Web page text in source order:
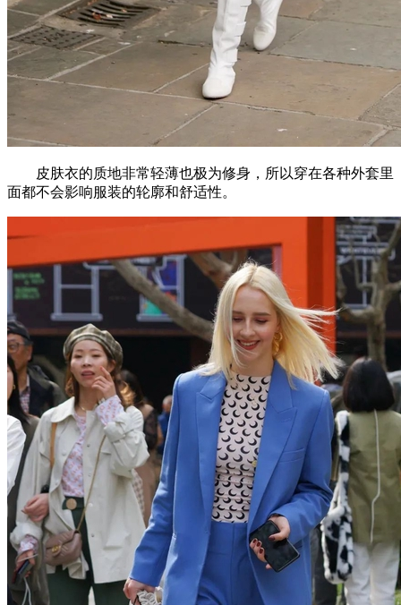
皮肤衣的质地非常轻薄也极为修身，所以穿在各种外套里
面都不会影响服装的轮廓和舒适性。